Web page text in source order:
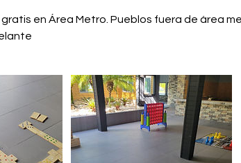
en Área Metro. Pueblos fuera de área